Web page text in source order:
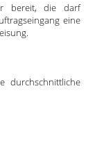
bereit, die darf
eine
durchschnittliche